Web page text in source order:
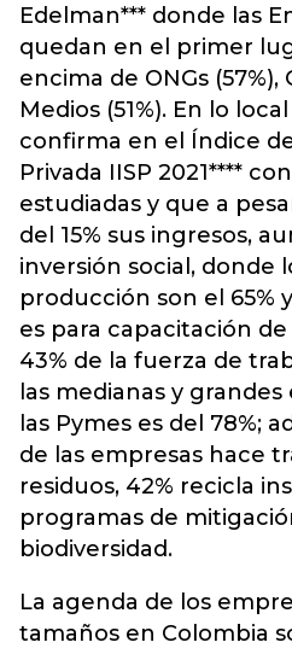
Edelman*** donde las
quedan en el primer
encima de ONGs (57%),
Medios (51%). En lo
confirma en el Índice
Privada IISP 2021****
estudiadas y que a
del 15% sus ingresos,
inversión social, donde
producción son el 65%
es para capacitación de
43% de la fuerza de
las medianas y
las Pymes es del 78%;
de las empresas hace
residuos, 42% recicla
programas de
biodiversidad.
La agenda de los
tamaños en Colombia